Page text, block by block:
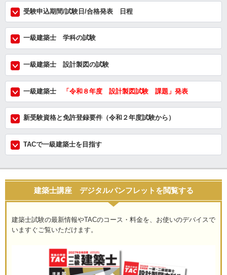
受験申込期間/試験日/合格発表 日程
一級建築士 学科の試験
一級建築士 設計製図の試験
一級建築士 「令和８年度 設計製図試験 課題」発表
新受験資格と免許登録要件（令和２年度試験から）
TACで一級建築士を目指す
建築士講座 デジタルパンフレットを閲覧する
建築士試験の最新情報やTACのコース・料金を、お使いのデバイスで
いますぐご覧いただけます。